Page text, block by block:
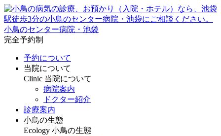
小鳥のセンター病院・池袋
完全予約制
予約について
当院について
Clinic 当院について
病院案内
ドクター紹介
診療案内
小鳥の生態
Ecology 小鳥の生態